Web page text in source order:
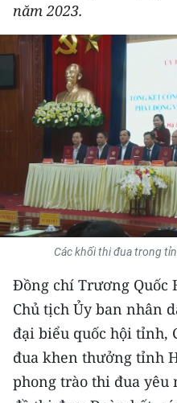
THẾ GIỚI
THỂ THAO
GIÁO DỤC
Y TẾ
KHOA HỌC - CÔNG NGHỆ
MÔI TRƯỜNG
BẠN ĐỌC
KIỂM CHỨNG THÔNG TIN
TRI THỨC CHUYÊN SÂU
năm 2023.
Các khối thi đua trong
Đồng chí Trương Quốc
Chủ tịch Ủy ban nhân
đại biểu quốc hội tỉnh,
đua khen thưởng tỉnh
phong trào thi đua yêu